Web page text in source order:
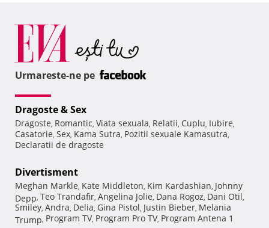
Urmareste-ne pe
Dragoste & Sex
Dragoste, Romantic, Viata sexuala, Relatii, Cuplu, Iubire,
Casatorie, Sex, Kama Sutra, Pozitii sexuale Kamasutra,
Declaratii de dragoste
Divertisment
Meghan Markle, Kate Middleton, Kim Kardashian, Johnny
Depp, Teo Trandafir, Angelina Jolie, Dana Rogoz, Dani Otil,
Smiley, Andra, Delia, Gina Pistol, Justin Bieber, Melania
Trump, Program TV, Program Pro TV, Program Antena 1